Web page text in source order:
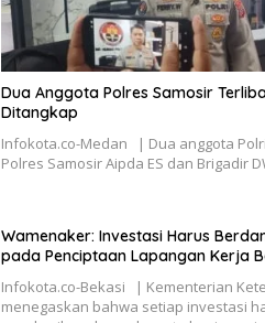
Dua Anggota Polres Samosir
Ditangkap
Infokota.co-Medan | Dua anggota
Polres Samosir Aipda ES dan Brigadir
Wamenaker: Investasi Harus
pada Penciptaan Lapangan Kerja
Infokota.co-​Bekasi | Kementerian
menegaskan bahwa setiap investasi